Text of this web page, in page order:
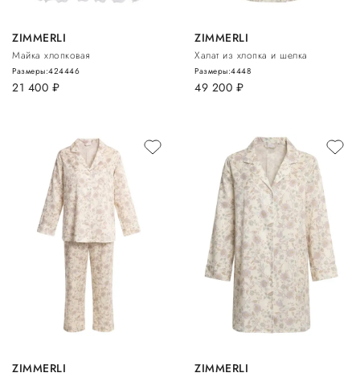
ZIMMERLI
Майка хлопковая
21 400 руб.
Размеры:424446
ZIMMERLI
Халат из хлопка и шелка
49 200 руб.
Размеры:4448
ZIMMERLI ZIMMERLI